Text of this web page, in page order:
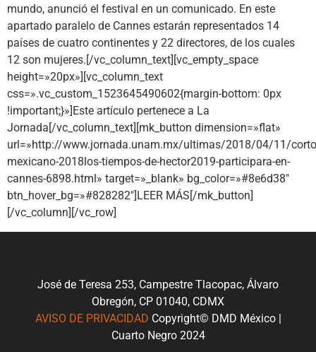
mundo, anunció el festival en un comunicado. En este
apartado paralelo de Cannes estarán representados 14
países de cuatro continentes y 22 directores, de los cuales
12 son mujeres.[/vc_column_text][vc_empty_space
height=»20px»][vc_column_text
css=».vc_custom_1523645490602{margin-bottom: 0px
!important;}»]Este artículo pertenece a La
Jornada[/vc_column_text][mk_button dimension=»flat»
url=»http://www.jornada.unam.mx/ultimas/2018/04/11/
mexicano-2018los-tiempos-de-hector2019-participara-en-
cannes-6898.html» target=»_blank» bg_color=»#8e6d38″
btn_hover_bg=»#828282″]LEER MÁS[/mk_button]
[/vc_column][/vc_row]
José de Teresa 253, Campestre Tlacopac, Álvaro
Obregón, CP 01040, CDMX
AVISO DE PRIVACIDAD Copyright© DMD México |
Cuarto Negro 2024